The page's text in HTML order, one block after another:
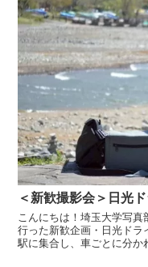
＜新歓撮影会＞日光
こんにちは！埼玉大学写真
行った新歓企画・日光ド
駅に集合し、車ごとに分か